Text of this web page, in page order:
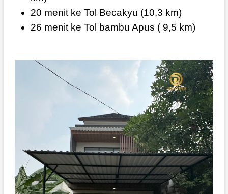
20 menit ke Tol Becakyu (10,3 km)
26 menit ke Tol bambu Apus ( 9,5 km)